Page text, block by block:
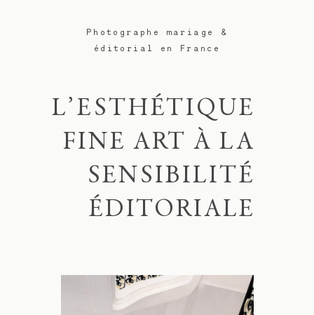
Photographe mariage &
éditorial en France
L’ESTHÉTIQUE
FINE ART À LA
SENSIBILITÉ
ÉDITORIALE